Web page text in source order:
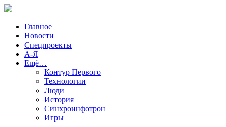
Главное
Новости
Спецпроекты
А-Я
Ещё…
Контур Первого
Технологии
Люди
История
Синхроинфотрон
Игры